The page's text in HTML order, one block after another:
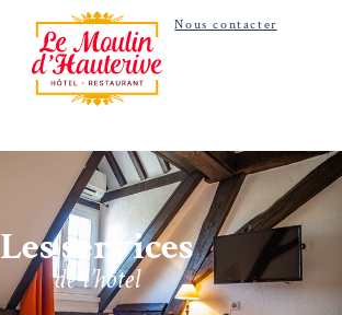
Nous contacter
Les services
de l’hôtel